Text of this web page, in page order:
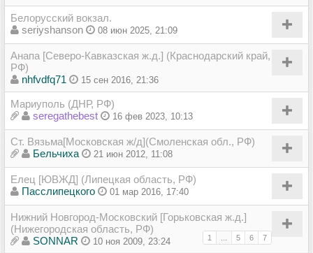
Белорусский вокзал.
seriyshanson
08 июн 2025, 21:09
Анапа [Северо-Кавказская ж.д.] (Краснодарский край,
РФ)
nhfvdfq71
15 сен 2016, 21:36
Мариуполь (ДНР, РФ)
seregathebest
16 фев 2023, 10:13
Ст. Вязьма[Московская ж/д](Смоленская обл., РФ)
Бельчиха
21 июн 2012, 11:08
Елец [ЮВЖД] (Липецкая область, РФ)
Пасслипецкого
01 мар 2016, 17:40
Нижний Новгород-Московский [Горьковская ж.д.]
(Нижегородская область, РФ)
1 5 6 7
SONNAR 10 ноя 2009, 23:24